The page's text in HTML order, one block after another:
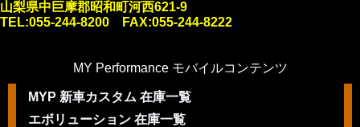
山梨県中巨摩郡昭和町河西621-9
TEL:055-244-8200 FAX:055-244-8222
MY Performance モバイルコンテンツ
MYP 新車カスタム 在庫一覧
エボリューション 在庫一覧